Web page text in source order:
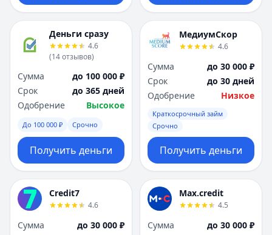
Р
Ростов-на-Дону
Рязань
С
Самара
Санкт-Петербург
Саратов
Сочи
Сургут
Т
Тверь
Тольятти
Томск
Тула
Тюмень
Р
Ростов-на-Дону
Рязань
С
Самара
Санкт-Петербург
Саратов
Сочи
Сургут
Т
Тверь
Тольятти
Томск
Тула
Тюмень
Деньги сразу
4.6
(14отзывов)
Сумма
до 100 000 ₽
Срок
до 365 дней
Одобрение
Высокое
До 100 000 ₽ Срочно
Получить деньги
МедиумСкор
4.6
Сумма
до 30 000 ₽
Срок
до 30 дней
Одобрение
Низкое
Краткосрочный займ
Срочно
Получить деньги
Credit7
4.6
Сумма
до 30 000 ₽
Max.credit
4.5
Сумма
до 30 000 ₽